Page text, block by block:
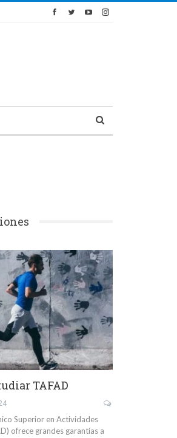
TAFAD
Superior en Actividades
ofrece grandes garantías a